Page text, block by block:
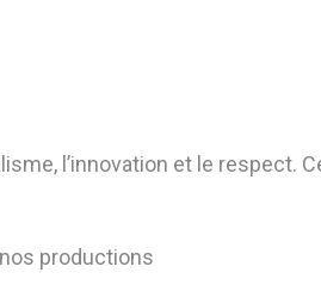
l’innovation et le
productions